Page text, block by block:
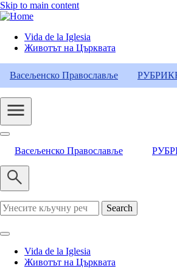
Skip to main content
Header
Category
Menu
Vida de la Iglesia
Животът на Църквата
Васељенско Православље
Васељенско Православље
Search
Vida de la Iglesia
Животът на Църквата